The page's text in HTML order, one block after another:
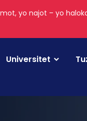
yo najot – yo
Universitet